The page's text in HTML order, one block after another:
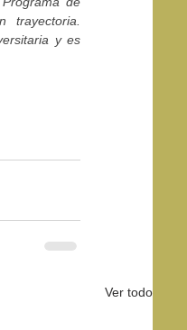
y es
Ver todo